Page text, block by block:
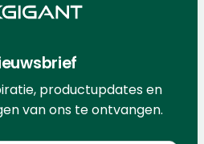
productupdates en
van ons te ontvangen.